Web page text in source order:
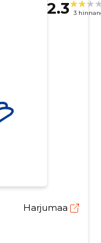
2.3 3
Harjumaa